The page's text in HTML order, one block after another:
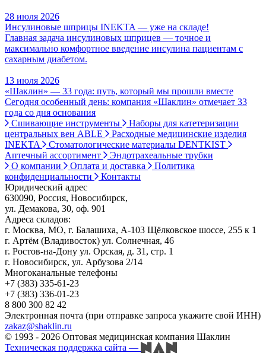
28 июля 2026
Инсулиновые шприцы INEKTA — уже на складе!
Главная задача инсулиновых шприцев — точное и
максимально комфортное введение инсулина пациентам с
сахарным диабетом.
13 июля 2026
«Шаклин» — 33 года: путь, который мы прошли вместе
Сегодня особенный день: компания «Шаклин» отмечает 33
года со дня основания
Сшивающие инструменты
Наборы для катетеризации
центральных вен ABLE
Расходные медицинские изделия
INEKTA
Стоматологические материалы DENTKIST
Аптечный ассортимент
Эндотрахеальные трубки
О компании
Оплата и доставка
Политика
конфиденциальности
Контакты
Юридический адрес
630090, Россия, Новосибирск,
ул. Демакова, 30, оф. 901
Адреса складов:
г. Москва, МО, г. Балашиха, А-103 Щёлковское шоссе, 255 к 1
г. Артём (Владивосток) ул. Солнечная, 46
г. Ростов-на-Дону ул. Орская, д. 31, стр. 1
г. Новосибирск, ул. Арбузова 2/14
Многоканальные телефоны
+7 (383) 335-61-23
+7 (383) 336-01-23
8 800 300 82 42
Электронная почта (при отправке запроса укажите свой ИНН)
zakaz@shaklin.ru
© 1993 - 2026 Оптовая медицинская компания Шаклин
Техническая поддержка сайта —